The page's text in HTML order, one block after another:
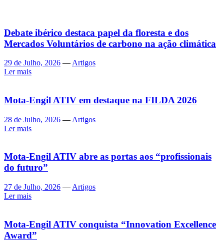
Debate ibérico destaca papel da floresta e dos
Mercados Voluntários de carbono na ação climática
29 de Julho, 2026 — Artigos
Ler mais
Mota-Engil ATIV em destaque na FILDA 2026
28 de Julho, 2026 — Artigos
Ler mais
Mota-Engil ATIV abre as portas aos “profissionais
do futuro”
27 de Julho, 2026 — Artigos
Ler mais
Mota-Engil ATIV conquista “Innovation Excellence
Award”